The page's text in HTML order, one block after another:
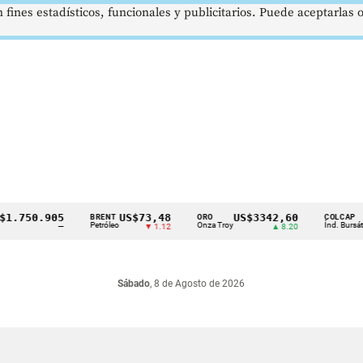
BRENT
Petróleo
US$73,48
▼ 1.12 Onza Troy
US$3342,60
▲ 8.20
COLCAP
Índ. Bursátil
Sábado, 8 de Agosto de 2026
estadísticos, funcionales y publicitarios. Puede aceptarlas